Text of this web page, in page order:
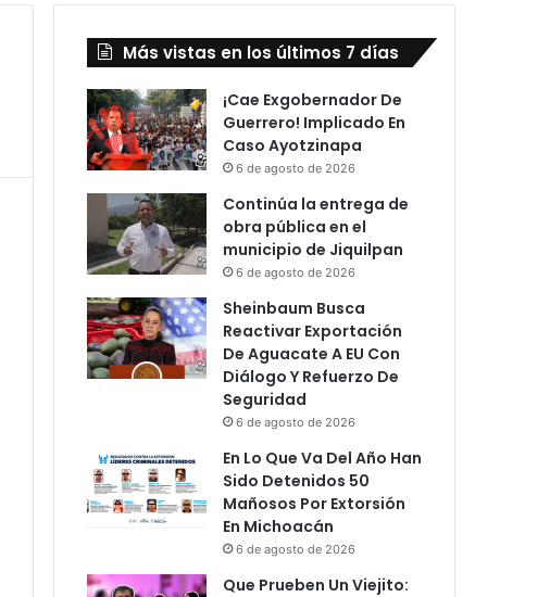
Más vistas en los últimos 7 días
¡Cae Exgobernador De
Guerrero! Implicado En
Caso Ayotzinapa
6 de agosto de 2026
Continúa la entrega de
obra pública en el
municipio de Jiquilpan
6 de agosto de 2026
Sheinbaum Busca
Reactivar Exportación
De Aguacate A EU Con
Diálogo Y Refuerzo De
Seguridad
6 de agosto de 2026
En Lo Que Va Del Año Han
Sido Detenidos 50
Mañosos Por Extorsión
En Michoacán
6 de agosto de 2026
Que Prueben Un Viejito: